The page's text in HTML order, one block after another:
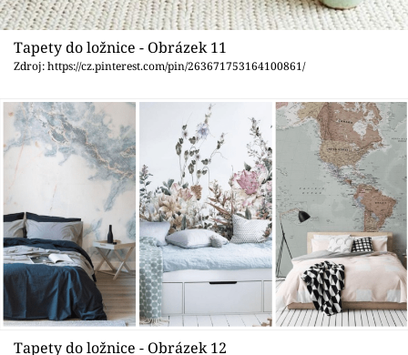
Tapety do ložnice - Obrázek 11
Zdroj: https://cz.pinterest.com/pin/263671753164100861/
Tapety do ložnice - Obrázek 12